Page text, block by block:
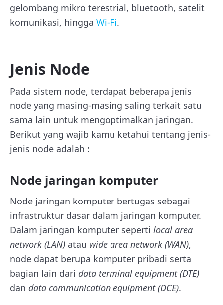
gelombang mikro terestrial, bluetooth, satelit
komunikasi, hingga Wi-Fi.
Jenis Node
Pada sistem node, terdapat beberapa jenis
node yang masing-masing saling terkait satu
sama lain untuk mengoptimalkan jaringan.
Berikut yang wajib kamu ketahui tentang jenis-
jenis node adalah :
Node jaringan komputer
Node jaringan komputer bertugas sebagai
infrastruktur dasar dalam jaringan komputer.
Dalam jaringan komputer seperti local area
network (LAN) atau wide area network (WAN),
node dapat berupa komputer pribadi serta
bagian lain dari data terminal equipment (DTE)
dan data communication equipment (DCE).